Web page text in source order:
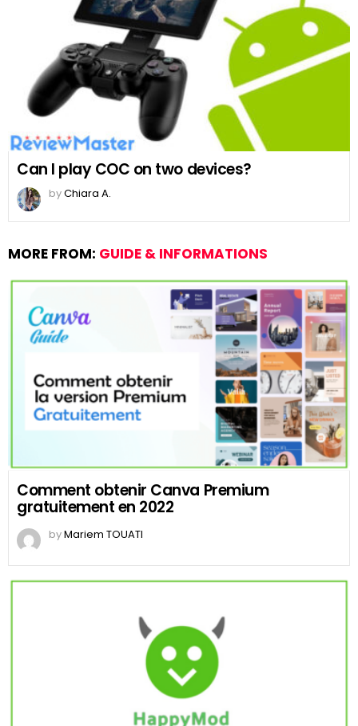
Can I play COC on two devices?
byChiara A.
MORE FROM: GUIDE & INFORMATIONS
Comment obtenir Canva Premium
gratuitement en 2022
byMariem TOUATI